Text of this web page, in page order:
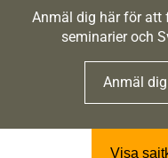
Anmäl dig här för att
seminarier och
Anmäl
Visa